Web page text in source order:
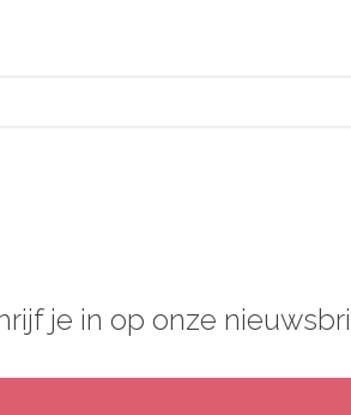
je in op onze